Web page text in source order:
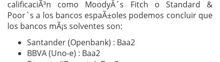
calificaciÃ³n como MoodyÂ´s Fitch o Standard &
Poor`s a los bancos espaÃ±oles podemos concluir que
los bancos mÃ¡s solventes son:
Santander (Openbank) : Baa2
BBVA (Uno-e) : Baa2